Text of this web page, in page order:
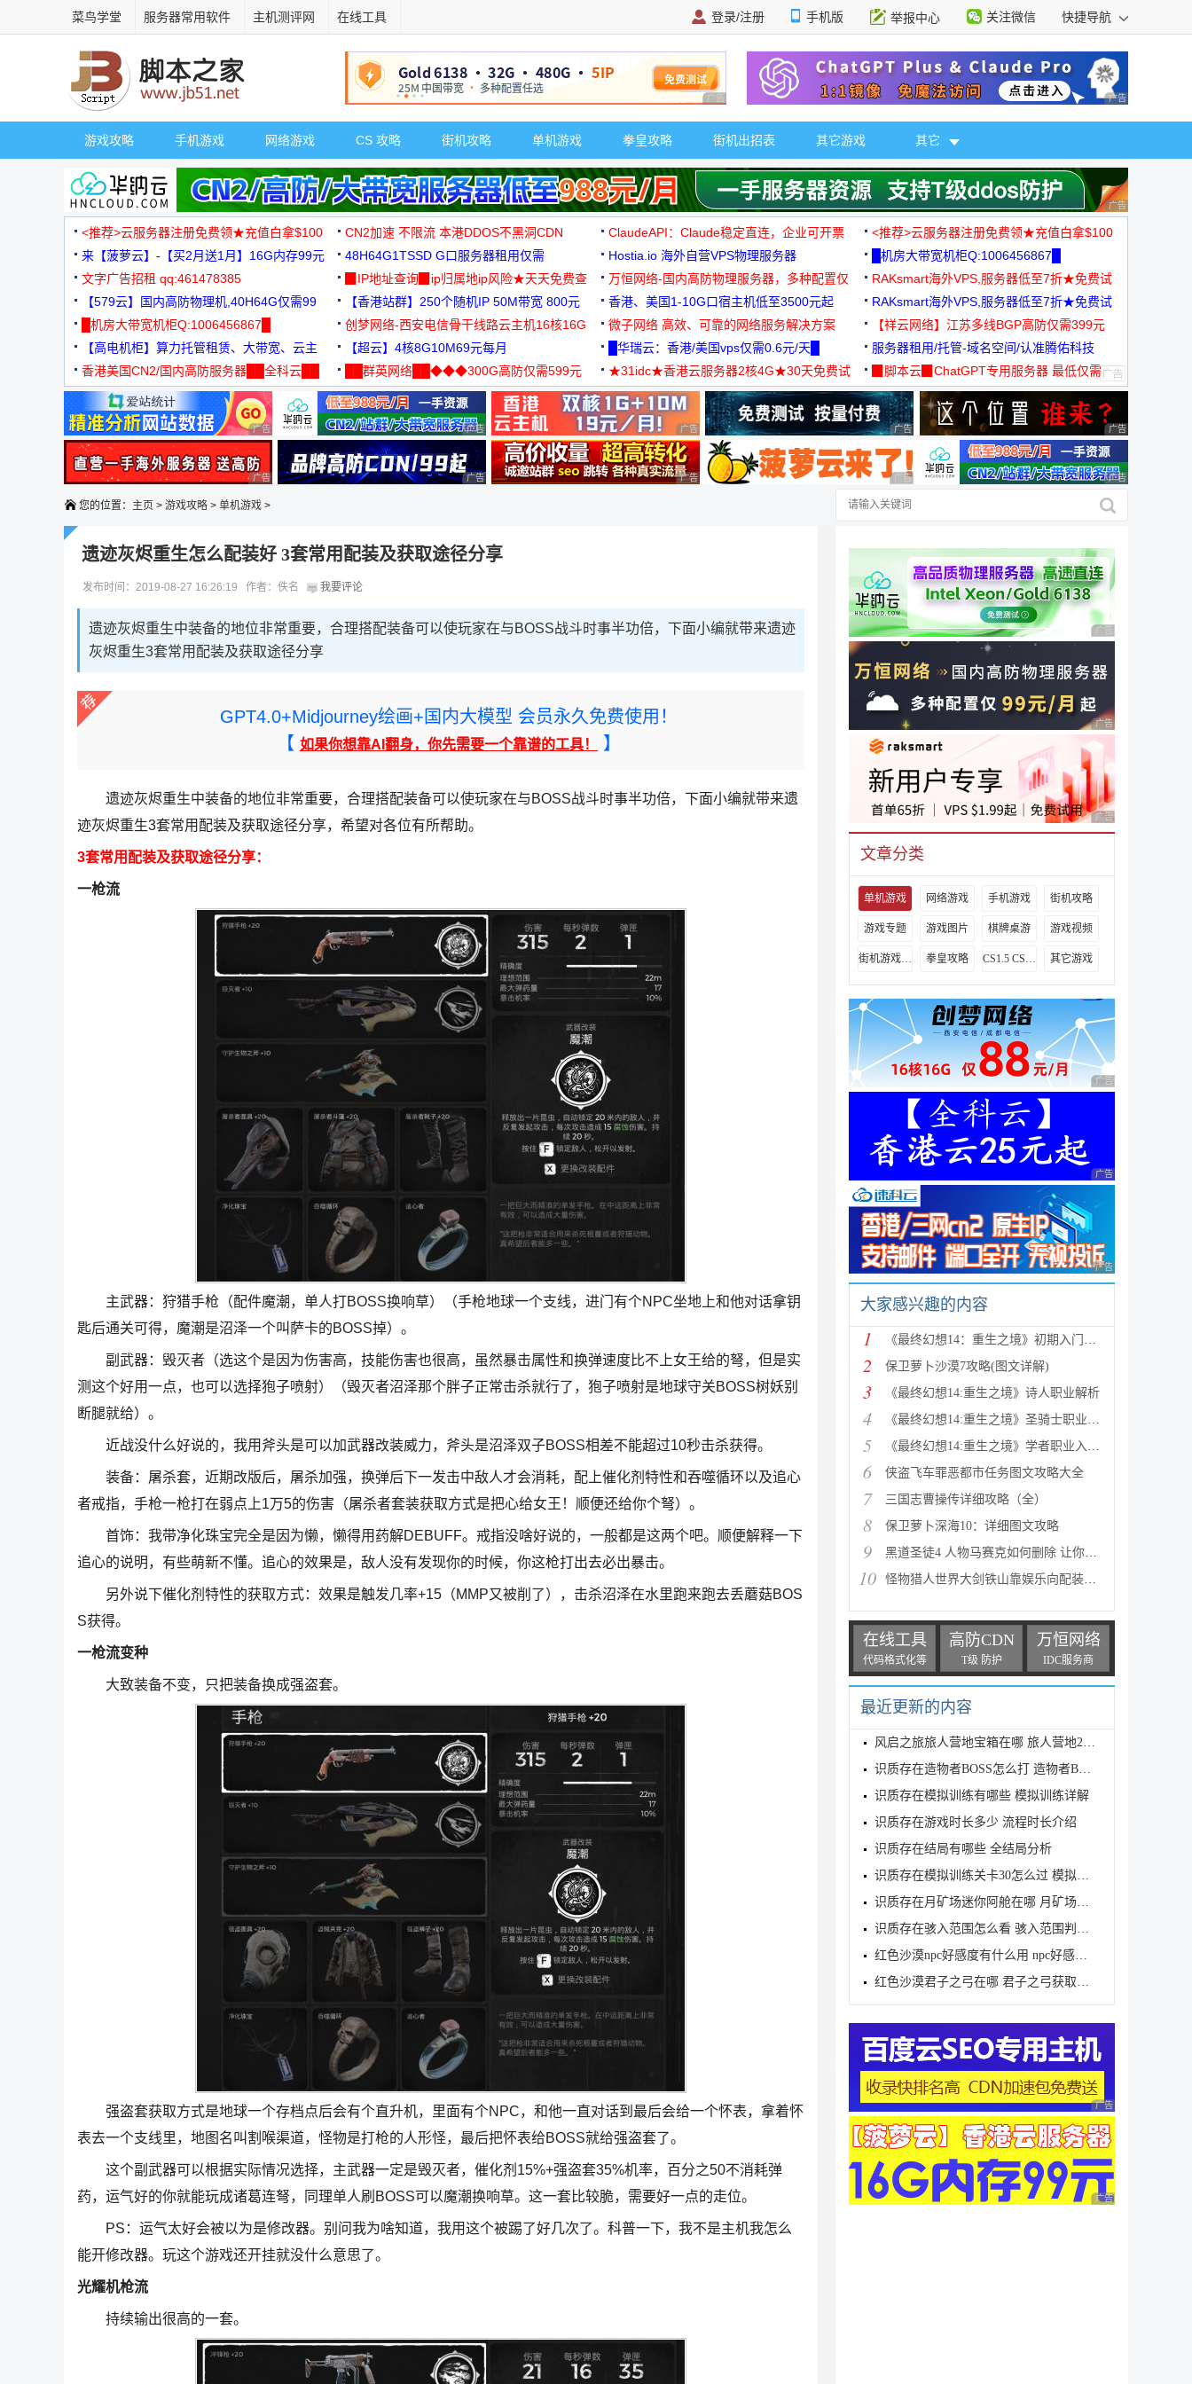
菜鸟学堂 服务器常用软件 主机测评网 在线工具 登录/注册 手机版 举报中心 关注微信 快捷导航
广告 商业广告，理性选择 广告 商业广告，理
游戏攻略 手机游戏 网络游戏 CS 攻略 街机攻略 单机游戏 拳皇攻略 街机出招表 其它游戏 其它
广告 商业广告，理
<推荐>云服务器注册免费领★充值白拿$100 CN2加速 不限流 本港DDOS不黑洞CDN ClaudeAPI：Claude稳定直连，企业可开票
<推荐>云服务器注册免费领★充值白拿$100
来【菠萝云】-【买2月送1月】16G内存99元
48H64G1TSSD G口服务器租用仅需
3000+可免费测试
Hostia.io 海外自营VPS物理服务器
█机房大带宽机柜Q:1006456867█
文字广告招租 qq:461478385
▉IP地址查询▉ip归属地ip风险★天天免费查
万恒网络-国内高防物理服务器，多种配置仅
99元/月起
RAKsmart海外VPS,服务器低至7折★免费试
用★
【579云】国内高防物理机,40H64G仅需99
元
【香港站群】250个随机IP 50M带宽 800元 香港、美国1-10G口宿主机低至3500元起
RAKsmart海外VPS,服务器低至7折★免费试
用★
█机房大带宽机柜Q:1006456867█
创梦网络-西安电信骨干线路云主机16核16G
88元/月
微子网络 高效、可靠的网络服务解决方案
【祥云网络】江苏多线BGP高防仅需399元
【高电机柜】算力托管租赁、大带宽、云主
机
【超云】4核8G10M69元每月 █华瑞云：香港/美国vps仅需0.6元/天█
服务器租用/托管-域名空间/认准腾佑科技
香港美国CN2/国内高防服务器██全科云██
██群英网络██◆◆◆300G高防仅需599元
◆◆◆
★31idc★香港云服务器2核4G★30天免费试
用◆
▉脚本云▉ChatGPT专用服务器 最低仅需
19元/月
广告 商业广告，理性选择 广告 商业广告，理性选择 广告 商业广告，理性选择 广告 商业广告，理性选择 广告 商业广告，理
广告 商业广告，理性选择 广告 商业广告，理性选择 广告 商业广告，理性选择 广告 商业广告，理性选择 广告 商业广告，理
您的位置： 主页 > 游戏攻略 > 单机游戏 >
遗迹灰烬重生怎么配装好 3套常用配装及获取途径分享
发布时间：2019-08-27 16:26:19 作者：佚名 我要评论
遗迹灰烬重生中装备的地位非常重要，合理搭配装备可以使玩家在与BOSS战斗时事半功倍，下面小编就带来遗迹
灰烬重生3套常用配装及获取途径分享
GPT4.0+Midjourney绘画+国内大模型 会员永久免费使用！
【 如果你想靠AI翻身，你先需要一个靠谱的工具！ 】
遗迹灰烬重生中装备的地位非常重要，合理搭配装备可以使玩家在与BOSS战斗时事半功倍，下面小编就带来遗
迹灰烬重生3套常用配装及获取途径分享，希望对各位有所帮助。
3套常用配装及获取途径分享：
一枪流
主武器：狩猎手枪（配件魔潮，单人打BOSS换响草）（手枪地球一个支线，进门有个NPC坐地上和他对话拿钥
匙后通关可得，魔潮是沼泽一个叫萨卡的BOSS掉）。
副武器：毁灭者（选这个是因为伤害高，技能伤害也很高，虽然暴击属性和换弹速度比不上女王给的弩，但是实
测这个好用一点，也可以选择狍子喷射）（毁灭者沼泽那个胖子正常击杀就行了，狍子喷射是地球守关BOSS树妖别
断腿就给）。
近战没什么好说的，我用斧头是可以加武器改装威力，斧头是沼泽双子BOSS相差不能超过10秒击杀获得。
装备：屠杀套，近期改版后，屠杀加强，换弹后下一发击中敌人才会消耗，配上催化剂特性和吞噬循环以及追心
者戒指，手枪一枪打在弱点上1万5的伤害（屠杀者套装获取方式是把心给女王！顺便还给你个弩）。
首饰：我带净化珠宝完全是因为懒，懒得用药解DEBUFF。戒指没啥好说的，一般都是这两个吧。顺便解释一下
追心的说明，有些萌新不懂。追心的效果是，敌人没有发现你的时候，你这枪打出去必出暴击。
另外说下催化剂特性的获取方式：效果是触发几率+15（MMP又被削了），击杀沼泽在水里跑来跑去丢蘑菇BOS
S获得。
一枪流变种
大致装备不变，只把装备换成强盗套。
强盗套获取方式是地球一个存档点后会有个直升机，里面有个NPC，和他一直对话到最后会给一个怀表，拿着怀
表去一个支线里，地图名叫割喉渠道，怪物是打枪的人形怪，最后把怀表给BOSS就给强盗套了。
这个副武器可以根据实际情况选择，主武器一定是毁灭者，催化剂15%+强盗套35%机率，百分之50不消耗弹
药，运气好的你就能玩成诸葛连弩，同理单人刷BOSS可以魔潮换响草。这一套比较脆，需要好一点的走位。
PS：运气太好会被以为是修改器。别问我为啥知道，我用这个被踢了好几次了。科普一下，我不是主机我怎么
能开修改器。玩这个游戏还开挂就没什么意思了。
光耀机枪流
持续输出很高的一套。
广告 商业广告，理性
广告 商业广告，理性
广告 商业广告，理性
文章分类
单机游戏 网络游戏 手机游戏 街机攻略
游戏专题 游戏图片 棋牌桌游 游戏视频
街机游戏出招表 拳皇攻略 CS1.5 CS1.6攻略 其它游戏
广告 商业广告，理性
广告 商业广告，理性
广告 商业广告，理性
大家感兴趣的内容
1 《最终幻想14：重生之境》初期入门指南
2 保卫萝卜沙漠7攻略(图文详解)
3 《最终幻想14:重生之境》诗人职业解析
4 《最终幻想14:重生之境》圣骑士职业解析
5 《最终幻想14:重生之境》学者职业入门指南
6 侠盗飞车罪恶都市任务图文攻略大全
7 三国志曹操传详细攻略（全）
8 保卫萝卜深海10：详细图文攻略
9 黑道圣徒4 人物马赛克如何删除 让你满足色狼的需求
10 怪物猎人世界大剑铁山靠娱乐向配装分享
在线工具
代码格式化等
高防CDN
T级 防护
万恒网络
IDC服务商
最近更新的内容
风启之旅旅人营地宝箱在哪 旅人营地2个宝箱位置介绍
识质存在造物者BOSS怎么打 造物者BOSS打法介绍
识质存在模拟训练有哪些 模拟训练详解
识质存在游戏时长多少 流程时长介绍
识质存在结局有哪些 全结局分析
识质存在模拟训练关卡30怎么过 模拟训练关卡30三星攻
识质存在月矿场迷你阿舱在哪 月矿场迷你阿舱位置介绍
识质存在骇入范围怎么看 骇入范围判定查看方法
红色沙漠npc好感度有什么用 npc好感度作用介绍
红色沙漠君子之弓在哪 君子之弓获取地点及属性介绍
广告 商业广告，理性
广告 商业广告，理性